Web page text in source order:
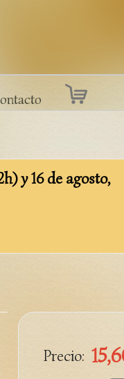
y 16 de agosto,
Precio: